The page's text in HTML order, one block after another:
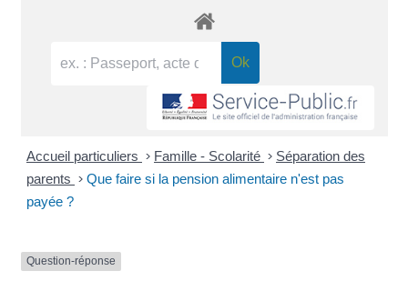
Accueil particuliers > Famille - Scolarité > Séparation des
parents > Que faire si la pension alimentaire n'est pas
payée ?
Question-réponse